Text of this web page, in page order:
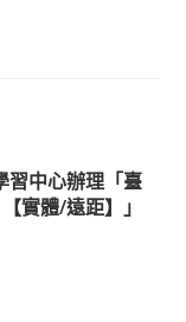
習中心辦理「臺
實體/遠距】」